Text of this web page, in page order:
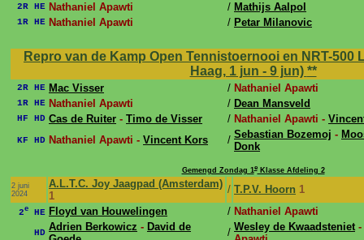
2R HE Nathaniel Apawti / Mathijs Aalpol
1R HE Nathaniel Apawti / Petar Milanovic
Repro van de Kamp Open Tennistoernooi en NRT-500
Haag, 1 jun - 9 jun) **
2R HE Mac Visser / Nathaniel Apawti
1R HE Nathaniel Apawti / Dean Mansveld
HF HD Cas de Ruiter - Timo de Visser / Nathaniel Apawti -
KF HD Nathaniel Apawti - Vincent Kors / Sebastian Bozemoj -
Donk
Gemengd Zondag 1eKlasse Afdeling 2
2 juni
2024
A.L.T.C. Joy Jaagpad (Amsterdam)
1
/ T.P.V. Hoorn 1
2e HE Floyd van Houwelingen / Nathaniel Apawti
HD Adrien Berkowicz - David de
/ Wesley de Kwaadsteniet-